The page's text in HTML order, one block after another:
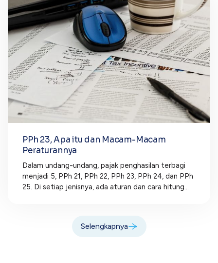
PPh 23, Apa itu dan Macam-Macam
Peraturannya
Dalam undang-undang, pajak penghasilan terbagi
menjadi 5, PPh 21, PPh 22, PPh 23, PPh 24, dan PPh
25. Di setiap jenisnya, ada aturan dan cara hitung...
Selengkapnya